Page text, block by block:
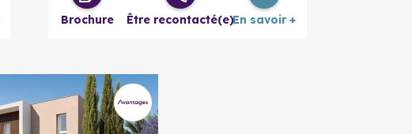
Brochure Être recontacté(e)En savoir +